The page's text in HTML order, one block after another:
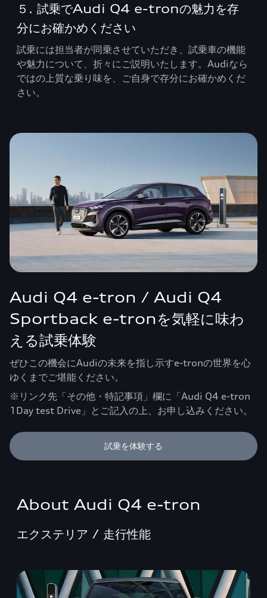
５. 試乗でAudi Q4 e-tronの魅力を存
分にお確かめください
試乗には担当者が同乗させていただき、試乗車の機能
や魅力について、折々にご説明いたします。Audiなら
ではの上質な乗り味を、ご自身で存分にお確かめくだ
さい。
Audi Q4 e-tron / Audi Q4
Sportback e-tronを気軽に味わ
える試乗体験
ぜひこの機会にAudiの未来を指し示すe-tronの世界を心
ゆくまでご堪能ください。
※リンク先「その他・特記事項」欄に「Audi Q4 e-tron
1Day test Drive」とご記入の上、お申し込みください。
試乗を体験する
About Audi Q4 e-tron
エクステリア / 走行性能